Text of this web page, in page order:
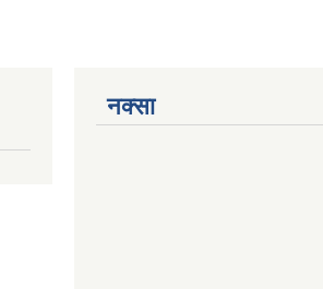
नक्सा